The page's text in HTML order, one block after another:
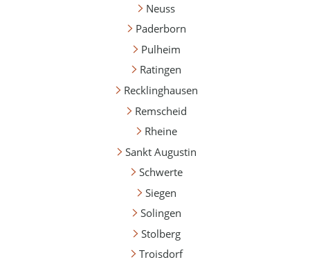
Neuss
Paderborn
Pulheim
Ratingen
Recklinghausen
Remscheid
Rheine
Sankt Augustin
Schwerte
Siegen
Solingen
Stolberg
Troisdorf